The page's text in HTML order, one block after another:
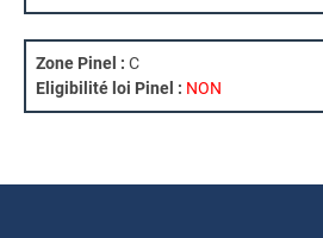
Zone Pinel : C
Eligibilité loi Pinel : NON